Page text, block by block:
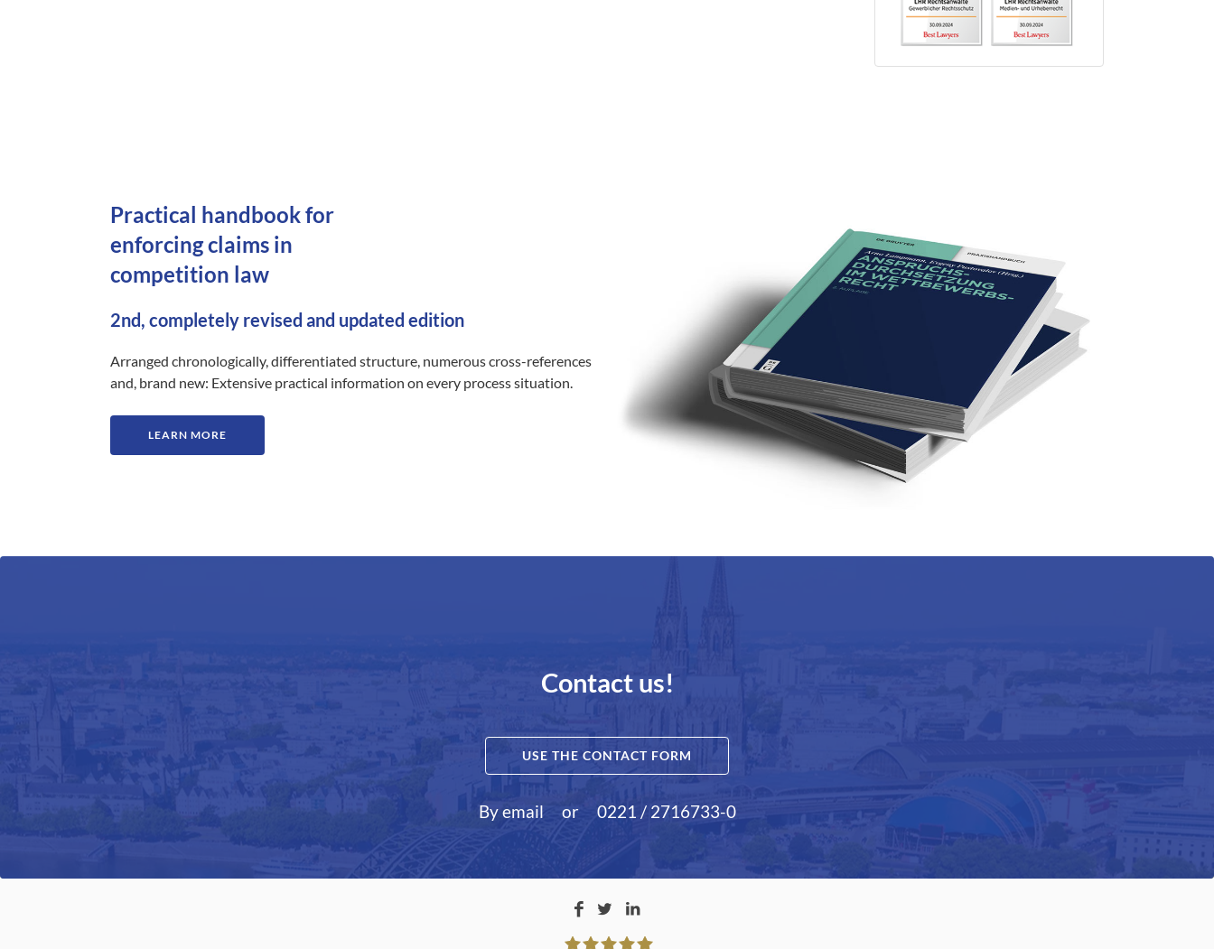
Practical handbook for
enforcing claims in
competition law
2nd, completely revised and updated edition
Arranged chronologically, differentiated structure, numerous cross-references
and, brand new: Extensive practical information on every process situation.
LEARN MORE
Contact us!
USE THE CONTACT FORM
By email or 0221 / 2716733-0